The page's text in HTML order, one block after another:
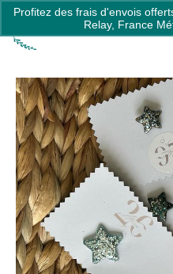
Profitez des frais d'envois
Relay, France